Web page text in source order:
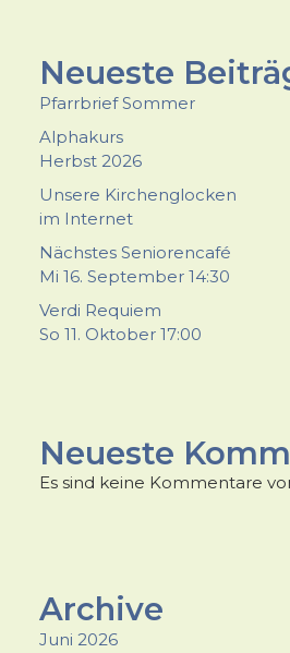
Neueste
Pfarrbrief Sommer
Alphakurs
Herbst 2026
Unsere Kirchenglocken
im Internet
Nächstes Seniorencafé
Mi 16. September 14:30
Verdi Requiem
So 11. Oktober 17:00
Neueste
Es sind keine Kommentare
Archive
Juni 2026